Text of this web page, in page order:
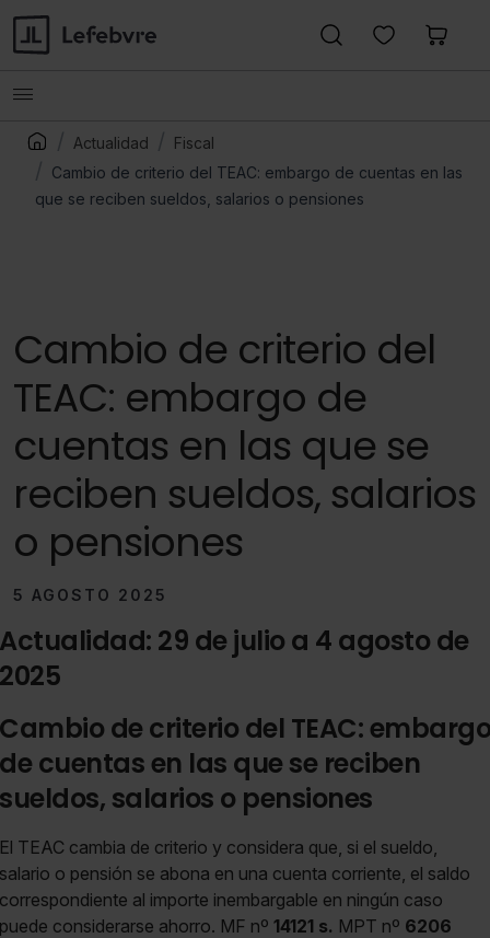
Actualidad
Fiscal
Cambio de criterio del TEAC: embargo de cuentas en las
que se reciben sueldos, salarios o pensiones
Cambio de criterio del
TEAC: embargo de
cuentas en las que se
reciben sueldos, salarios
o pensiones
5 AGOSTO 2025
Actualidad: 29 de julio a 4 agosto de
2025
Cambio de criterio del TEAC: embargo
de cuentas en las que se reciben
sueldos, salarios o pensiones
El TEAC cambia de criterio y considera que, si el sueldo,
salario o pensión se abona en una cuenta corriente, el saldo
correspondiente al importe inembargable en ningún caso
puede considerarse ahorro. MF nº 14121 s. MPT nº 6206